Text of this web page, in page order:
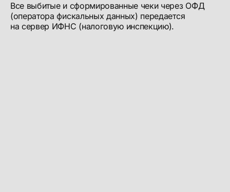
Все выбитые и сформированные чеки через ОФД
(оператора фискальных данных) передается
на сервер ИФНС (налоговую инспекцию).